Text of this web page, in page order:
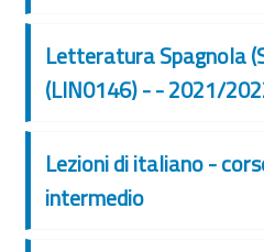
Letteratura Spagnola
(LIN0146) - - 2021/
Lezioni di italiano -
intermedio